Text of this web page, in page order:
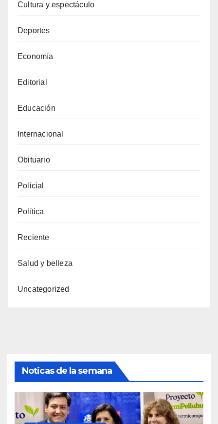
Cultura y espectáculo
Deportes
Economía
Editorial
Educación
Internacional
Obituario
Policial
Política
Reciente
Salud y belleza
Uncategorized
Noticas de la semana